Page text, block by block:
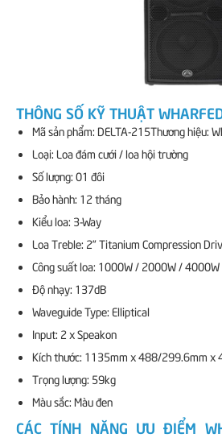
THÔNG SỐ KỸ THUẬT
Mã sản phẩm: DELTA-215Thương hiệu:
Loại: Loa đám cưới / loa hội trường
Số lượng: 01 đôi
Bảo hành: 12 tháng
Kiểu loa: 3-Way
Loa Treble: 2” Titanium Compression
Công suất loa: 1000W / 2000W / 4000W
Độ nhạy: 137dB
Waveguide Type: Elliptical
Input: 2 x Speakon
Kích thước: 1135mm x 488/299.6mm x
Trọng lượng: 59kg
Màu sắc: Màu đen
CÁC TÍNH NĂNG ƯU ĐIỂM